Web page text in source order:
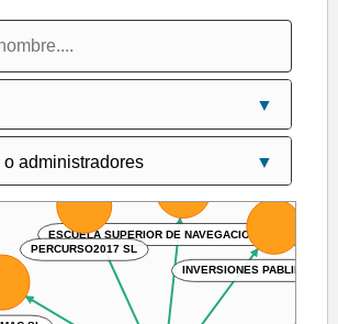
ESCUELA SUPERIOR DE NAVEGACION AEREA SL
INVERSIONES
PERCURSO2017 SL